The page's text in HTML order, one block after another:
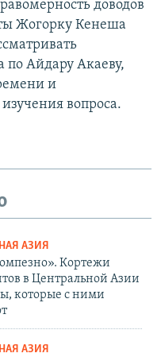
доводов
Жогорку Кенеша
по Айдару Акаеву,
и
вопроса.
АЗИЯ
Кортежи
в Центральной Азии
которые с ними
АЗИЯ